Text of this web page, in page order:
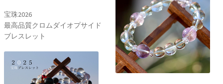
宝珠2026
最高品質クロムダイオプサイド
ブレスレット